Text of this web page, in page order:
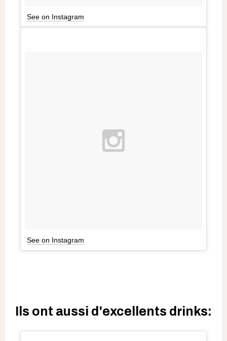
See on Instagram
See on Instagram
Ils ont aussi d'excellents drinks: